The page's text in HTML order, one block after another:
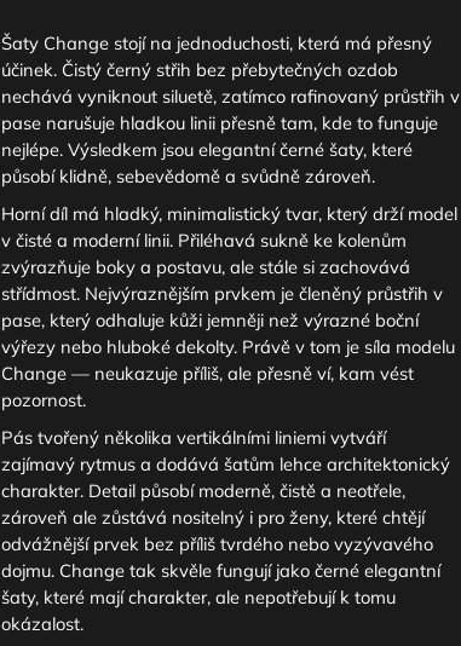
Šaty Change stojí na jednoduchosti, která má přesný
účinek. Čistý černý střih bez přebytečných ozdob
nechává vyniknout siluetě, zatímco rafinovaný průstřih v
pase narušuje hladkou linii přesně tam, kde to funguje
nejlépe. Výsledkem jsou elegantní černé šaty, které
působí klidně, sebevědomě a svůdně zároveň.
Horní díl má hladký, minimalistický tvar, který drží model
v čisté a moderní linii. Přiléhavá sukně ke kolenům
zvýrazňuje boky a postavu, ale stále si zachovává
střídmost. Nejvýraznějším prvkem je členěný průstřih v
pase, který odhaluje kůži jemněji než výrazné boční
výřezy nebo hluboké dekolty. Právě v tom je síla modelu
Change — neukazuje příliš, ale přesně ví, kam vést
pozornost.
Pás tvořený několika vertikálními liniemi vytváří
zajímavý rytmus a dodává šatům lehce architektonický
charakter. Detail působí moderně, čistě a neotřele,
zároveň ale zůstává nositelný i pro ženy, které chtějí
odvážnější prvek bez příliš tvrdého nebo vyzývavého
dojmu. Change tak skvěle fungují jako černé elegantní
šaty, které mají charakter, ale nepotřebují k tomu
okázalost.